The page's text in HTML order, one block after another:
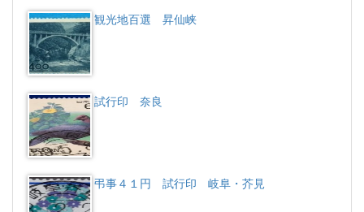
観光地百選 昇仙峡
試行印 奈良
弔事４１円 試行印 岐阜・芥見